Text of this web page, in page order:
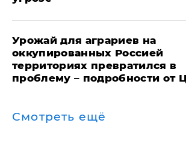
Урожай для аграриев на
оккупированных Россией
территориях превратился в
проблему – подробности от
Смотреть ещё